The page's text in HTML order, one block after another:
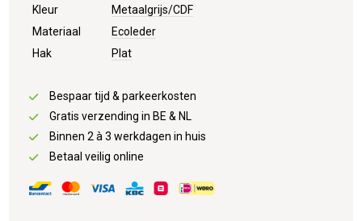
Kleur
Metaalgrijs/CDF
Materiaal
Ecoleder
Hak
Plat
Bespaar tijd & parkeerkosten
Gratis verzending in BE & NL
Binnen 2 à 3 werkdagen in huis
Betaal veilig online